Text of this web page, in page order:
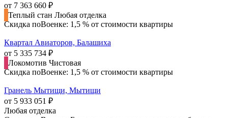
от 7 363 660 ₽
Теплый стан Любая отделка
Скидка поВоенке: 1,5 % от стоимости квартиры
Квартал Авиаторов, Балашиха
от 5 335 734 ₽
Локомотив Чистовая
Скидка поВоенке: 1,5 % от стоимости квартиры
Гранель Мытищи, Мытищи
от 5 933 051 ₽
Любая отделка